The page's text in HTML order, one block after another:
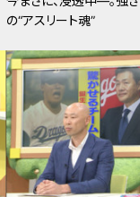
の“アスリート魂”